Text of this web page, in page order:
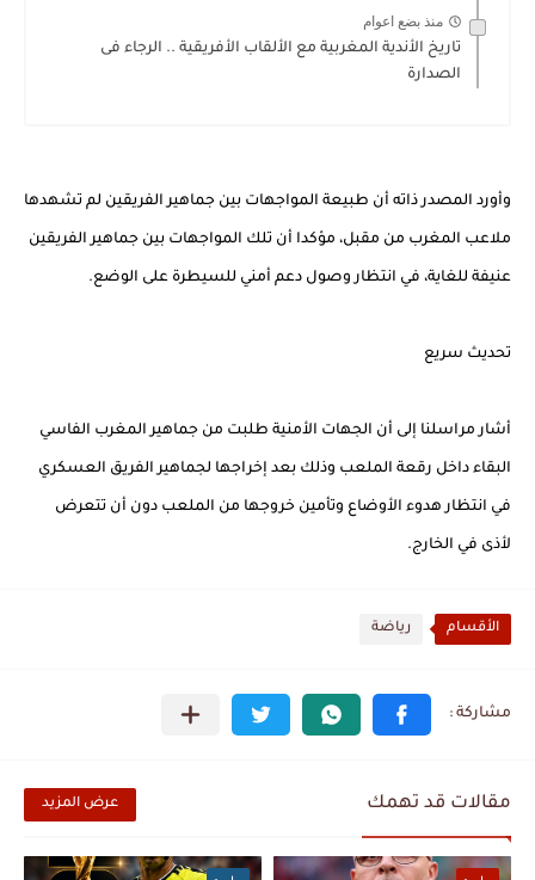
منذ بضع اعوام
تاريخ الأندية المغربية مع الألقاب الأفريقية .. الرجاء فى
الصدارة
وأورد المصدر ذاته أن طبيعة المواجهات بين جماهير الفريقين لم تشهدها
ملاعب المغرب من مقبل، مؤكدا أن تلك المواجهات بين جماهير الفريقين
عنيفة للغاية، في انتظار وصول دعم أمني للسيطرة على الوضع.
تحديث سريع
أشار مراسلنا إلى أن الجهات الأمنية طلبت من جماهير المغرب الفاسي
البقاء داخل رقعة الملعب وذلك بعد إخراجها لجماهير الفريق العسكري
في انتظار هدوء الأوضاع وتأمين خروجها من الملعب دون أن تتعرض
لأذى في الخارج.
الأقسام رياضة
مقالات قد تهمك عرض المزيد